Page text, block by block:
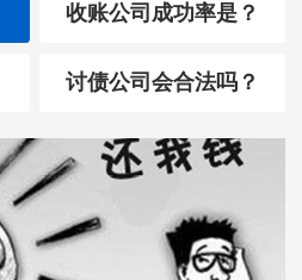
收账公司成功率是？
讨债公司会合法吗？